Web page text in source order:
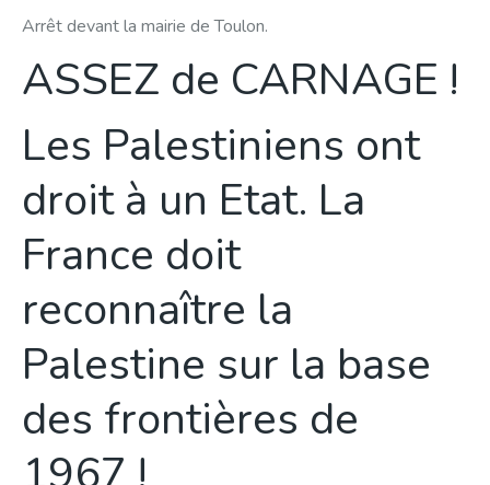
Arrêt devant la mairie de Toulon.
ASSEZ de CARNAGE !
Les Palestiniens ont
droit à un Etat. La
France doit
reconnaître la
Palestine sur la base
des frontières de